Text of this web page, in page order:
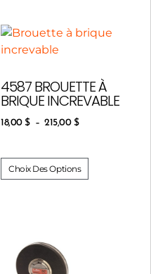
4587 BROUETTE À
BRIQUE INCREVABLE
18,00$ – 215,00 $
Choix Des Options